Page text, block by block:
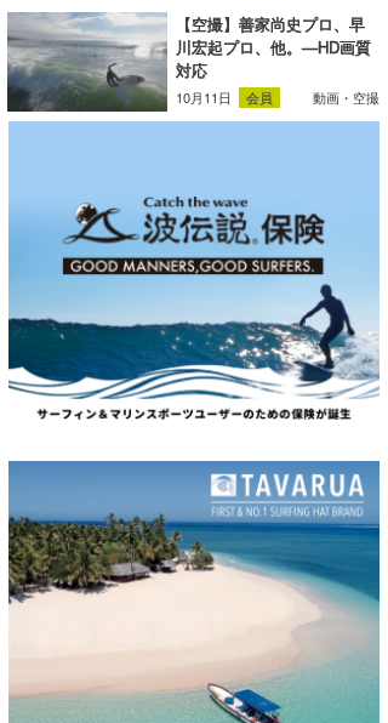
【空撮】善家尚史プロ、早
川宏起プロ、他。―HD画質
対応
10月11日 会員 動画・空撮
KY
MIN
mitz
S.K
Soulman
VAGY
waka☆=
YUKI☆
たっちー
ハンマー
まっきー
上田純子